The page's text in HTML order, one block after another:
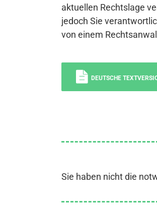
aktuellen Rechtslage
jedoch Sie
von einem
DEUTSCHE
Sie haben nicht die